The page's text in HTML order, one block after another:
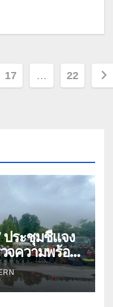
17 … 22
ระชุมชี้แจง
จความพร้อม
ณภัย